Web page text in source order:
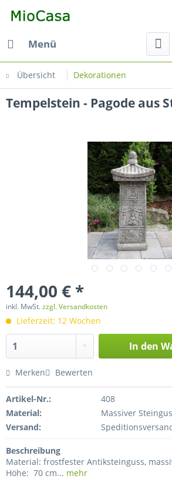
Menü
Übersicht Dekorationen
Tempelstein - Pagode aus
144,00 € *
inkl. MwSt.zzgl. Versandkosten
Lieferzeit: 12 Wochen
In den
Merken Bewerten
Artikel-Nr.:
408
Material:
Massiver
Versand:
Beschreibung
Material: frostfester Antiksteinguss,
Höhe: 70 cm... mehr